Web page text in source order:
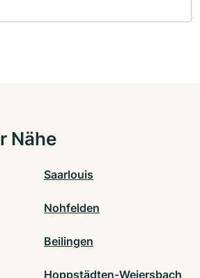
Nähe
Saarlouis
Nohfelden
Beilingen
Hoppstädten-Weiersbach